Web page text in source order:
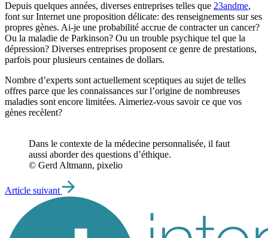
Depuis quelques années, diverses entreprises telles que 23andme,
font sur Internet une proposition délicate: des renseignements sur ses
propres gènes. Ai-je une probabilité accrue de contracter un cancer?
Ou la maladie de Parkinson? Ou un trouble psychique tel que la
dépression? Diverses entreprises proposent ce genre de prestations,
parfois pour plusieurs centaines de dollars.
Nombre d’experts sont actuellement sceptiques au sujet de telles
offres parce que les connaissances sur l’origine de nombreuses
maladies sont encore limitées. Aimeriez-vous savoir ce que vos
gènes recèlent?
Dans le contexte de la médecine personnalisée, il faut
aussi aborder des questions d’éthique.
© Gerd Altmann, pixelio
Article suivant